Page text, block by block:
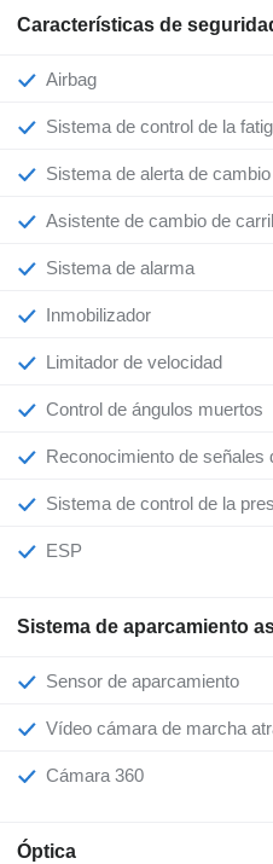
Características de
Airbag
Sistema de control de la
Sistema de alerta de
Asistente de cambio de carril
Sistema de alarma
Inmobilizador
Limitador de velocidad
Control de ángulos muertos
Reconocimiento de señales
Sistema de control de la
ESP
Sistema de aparcamiento
Sensor de aparcamiento
Vídeo cámara de marcha
Cámara 360
Óptica